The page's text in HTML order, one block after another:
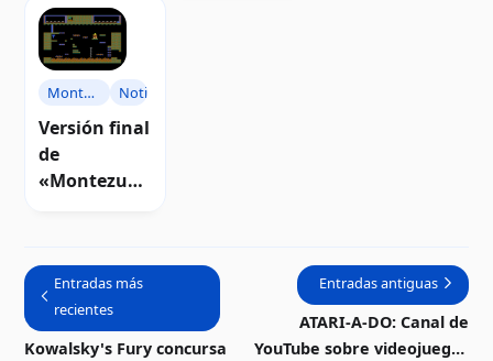
rma 8-bit
Slicks
Montezuma's
Revenge
Noticias
Versión final
de
«Montezum
computador
as Atari 8-
bits |
Descarga
Entradas más
recientes
Kowalsky's Fury concursa
Entradas antiguas
ATARI-A-DO: Canal de
YouTube sobre videojuegos